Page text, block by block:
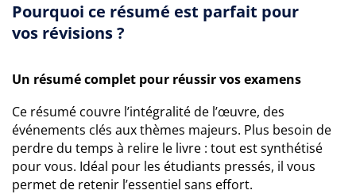
Pourquoi ce résumé est parfait pour
vos révisions ?
Un résumé complet pour réussir vos examens
Ce résumé couvre l’intégralité de l’œuvre, des
événements clés aux thèmes majeurs. Plus besoin de
perdre du temps à relire le livre : tout est synthétisé
pour vous. Idéal pour les étudiants pressés, il vous
permet de retenir l’essentiel sans effort.